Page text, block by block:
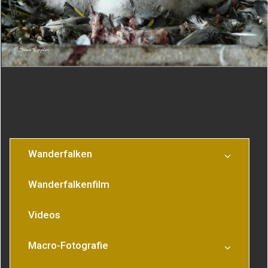
Altvogel
Wanderfalken nach
der Atzung
Wanderfalken
Wanderfalkenfilm
Videos
Macro-Fotografie